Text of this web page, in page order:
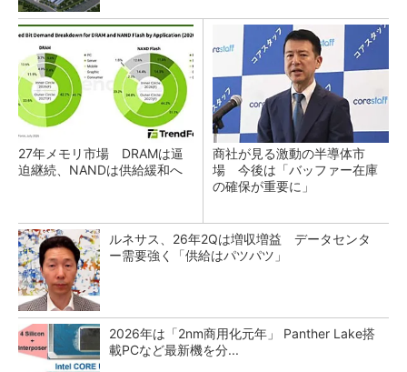
27年メモリ市場 DRAMは逼
迫継続、NANDは供給緩和へ
商社が見る激動の半導体市
場 今後は「バッファー在庫
の確保が重要に」
ルネサス、26年2Qは増収増益 データセンタ
ー需要強く「供給はパツパツ」
2026年は「2nm商用化元年」 Panther Lake搭
載PCなど最新機を分...